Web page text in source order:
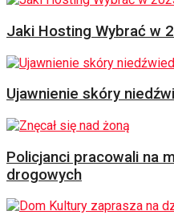
Jaki Hosting Wybrać w
Ujawnienie skóry
Policjanci pracowali na
drogowych